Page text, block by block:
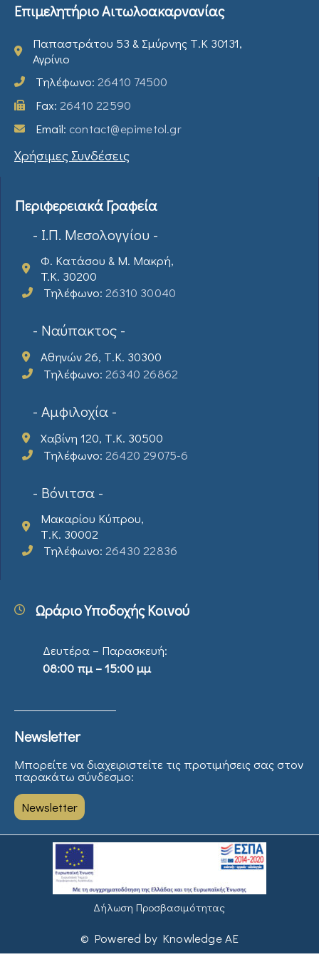
Επιμελητήριο Αιτωλοακαρνανίας
Παπαστράτου 53 & Σμύρνης Τ.Κ 30131,
Αγρίνιο
Τηλέφωνο: 26410 74500
Fax: 26410 22590
Email: contact@epimetol.gr
Χρήσιμες Συνδέσεις
Περιφερειακά Γραφεία
- Ι.Π. Μεσολογγίου -
Φ. Κατάσου & Μ. Μακρή,
T.K. 30200
Τηλέφωνο: 26310 30040
- Ναύπακτος -
Αθηνών 26, Τ.Κ. 30300
Τηλέφωνο: 26340 26862
- Αμφιλοχία -
Χαβίνη 120, Τ.Κ. 30500
Τηλέφωνο: 26420 29075-6
- Βόνιτσα -
Μακαρίου Κύπρου,
Τ.Κ. 30002
Τηλέφωνο: 26430 22836
Ωράριο Υποδοχής Κοινού
Δευτέρα – Παρασκευή:
08:00 πμ – 15:00 μμ
Newsletter
Μπορείτε να διαχειριστείτε τις προτιμήσεις σας στον
παρακάτω σύνδεσμο:
Newsletter
Δήλωση Προσβασιμότητας
© Powered by Knowledge AE